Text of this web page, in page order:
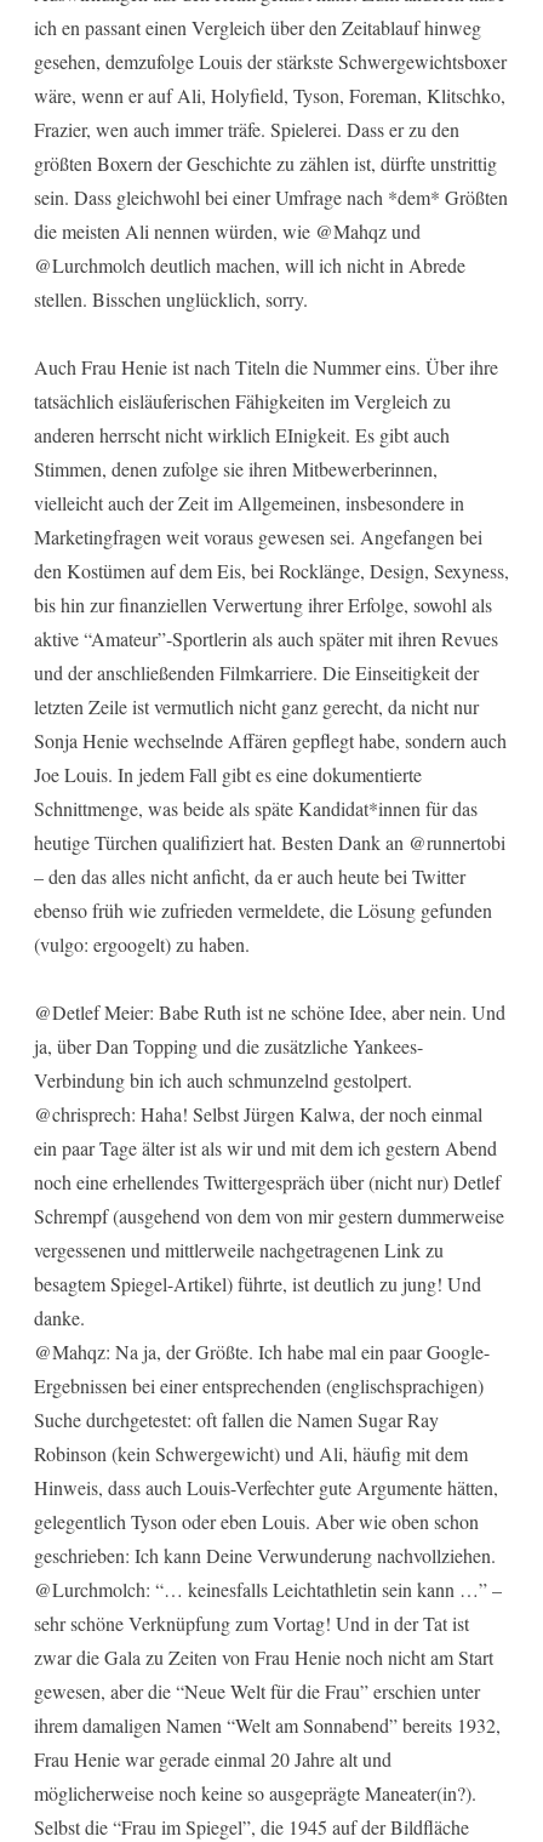
ich en passant einen Vergleich über den Zeitablauf hinweg
gesehen, demzufolge Louis der stärkste Schwergewichtsboxer
wäre, wenn er auf Ali, Holyfield, Tyson, Foreman, Klitschko,
Frazier, wen auch immer träfe. Spielerei. Dass er zu den
größten Boxern der Geschichte zu zählen ist, dürfte unstrittig
sein. Dass gleichwohl bei einer Umfrage nach *dem* Größten
die meisten Ali nennen würden, wie @Mahqz und
@Lurchmolch deutlich machen, will ich nicht in Abrede
stellen. Bisschen unglücklich, sorry.
Auch Frau Henie ist nach Titeln die Nummer eins. Über ihre
tatsächlich eisläuferischen Fähigkeiten im Vergleich zu
anderen herrscht nicht wirklich EInigkeit. Es gibt auch
Stimmen, denen zufolge sie ihren Mitbewerberinnen,
vielleicht auch der Zeit im Allgemeinen, insbesondere in
Marketingfragen weit voraus gewesen sei. Angefangen bei
den Kostümen auf dem Eis, bei Rocklänge, Design, Sexyness,
bis hin zur finanziellen Verwertung ihrer Erfolge, sowohl als
aktive “Amateur”-Sportlerin als auch später mit ihren Revues
und der anschließenden Filmkarriere. Die Einseitigkeit der
letzten Zeile ist vermutlich nicht ganz gerecht, da nicht nur
Sonja Henie wechselnde Affären gepflegt habe, sondern auch
Joe Louis. In jedem Fall gibt es eine dokumentierte
Schnittmenge, was beide als späte Kandidat*innen für das
heutige Türchen qualifiziert hat. Besten Dank an @runnertobi
– den das alles nicht anficht, da er auch heute bei Twitter
ebenso früh wie zufrieden vermeldete, die Lösung gefunden
(vulgo: ergoogelt) zu haben.
@Detlef Meier: Babe Ruth ist ne schöne Idee, aber nein. Und
ja, über Dan Topping und die zusätzliche Yankees-
Verbindung bin ich auch schmunzelnd gestolpert.
@chrisprech: Haha! Selbst Jürgen Kalwa, der noch einmal
ein paar Tage älter ist als wir und mit dem ich gestern Abend
noch eine erhellendes Twittergespräch über (nicht nur) Detlef
Schrempf (ausgehend von dem von mir gestern dummerweise
vergessenen und mittlerweile nachgetragenen Link zu
besagtem Spiegel-Artikel) führte, ist deutlich zu jung! Und
danke.
@Mahqz: Na ja, der Größte. Ich habe mal ein paar Google-
Ergebnissen bei einer entsprechenden (englischsprachigen)
Suche durchgetestet: oft fallen die Namen Sugar Ray
Robinson (kein Schwergewicht) und Ali, häufig mit dem
Hinweis, dass auch Louis-Verfechter gute Argumente hätten,
gelegentlich Tyson oder eben Louis. Aber wie oben schon
geschrieben: Ich kann Deine Verwunderung nachvollziehen.
@Lurchmolch: “… keinesfalls Leichtathletin sein kann …” –
sehr schöne Verknüpfung zum Vortag! Und in der Tat ist
zwar die Gala zu Zeiten von Frau Henie noch nicht am Start
gewesen, aber die “Neue Welt für die Frau” erschien unter
ihrem damaligen Namen “Welt am Sonnabend” bereits 1932,
Frau Henie war gerade einmal 20 Jahre alt und
möglicherweise noch keine so ausgeprägte Maneater(in?).
Selbst die “Frau im Spiegel”, die 1945 auf der Bildfläche